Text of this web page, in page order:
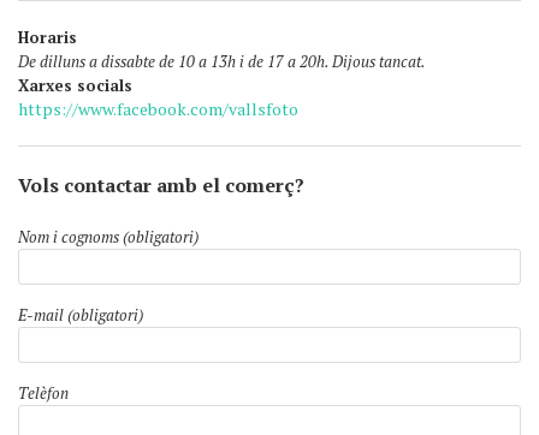
Horaris
De dilluns a dissabte de 10 a 13h i de 17 a 20h. Dijous tancat.
Xarxes socials
https://www.facebook.com/vallsfoto
Vols contactar amb el comerç?
Nom i cognoms (obligatori)
E-mail (obligatori)
Telèfon